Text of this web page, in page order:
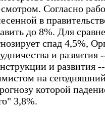
Согласно
в
до 8%. Для
спад 4,5%,
и
и
на
которой
3,8%.